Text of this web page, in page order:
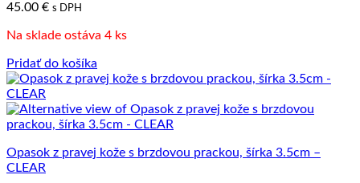
si
vybrať
na
stránke
produktu.
45.00 € s DPH
Na sklade ostáva 4 ks
Pridať do košíka
Opasok z pravej kože s brzdovou prackou, šírka 3.5cm –
CLEAR